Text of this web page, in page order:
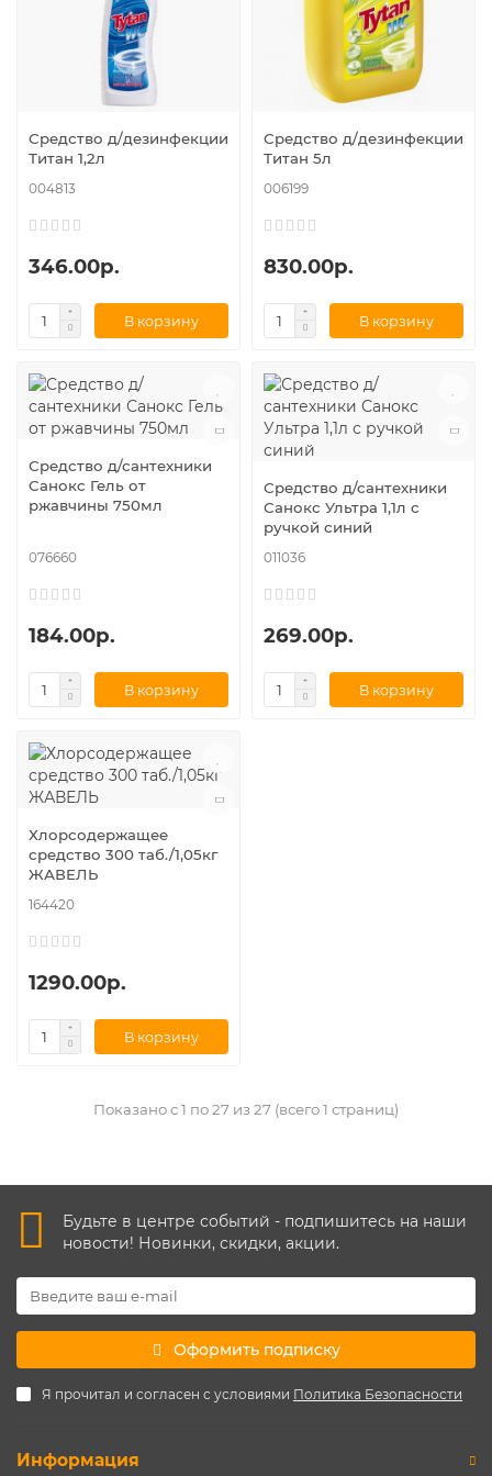
Средство д/дезинфекции
Титан 1,2л
004813
346.00р.
В корзину
Средство д/дезинфекции
Титан 5л
006199
830.00р.
В корзину
Средство д/сантехники
Санокс Гель от
ржавчины 750мл
076660
184.00р.
В корзину
Средство д/сантехники
Санокс Ультра 1,1л с
ручкой синий
011036
269.00р.
В корзину
Хлорсодержащее
средство 300 таб./1,05кг
ЖАВЕЛЬ
164420
1290.00р.
В корзину
Показано с 1 по 27 из 27 (всего 1 страниц)
Будьте в центре событий - подпишитесь на наши
новости! Новинки, скидки, акции.
Оформить подписку
Я прочитал и согласен с условиями Политика Безопасности
Информация